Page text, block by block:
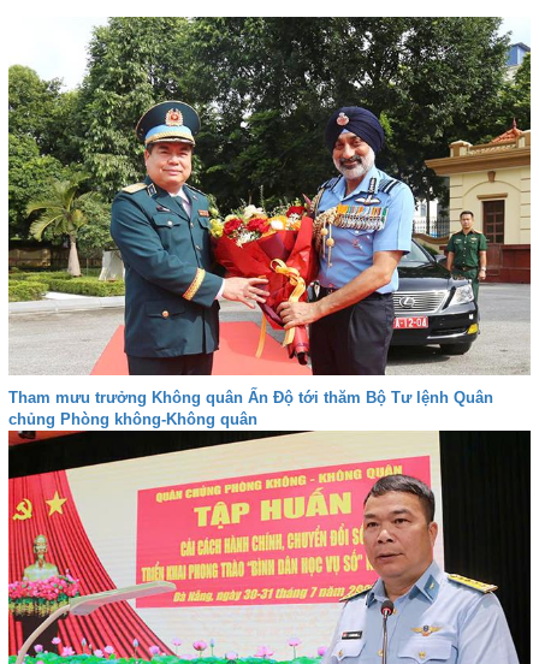
Tham mưu trưởng Không quân Ấn Độ tới thăm Bộ Tư lệnh Quân
chủng Phòng không-Không quân